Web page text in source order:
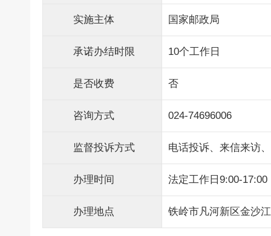
实施主体 国家邮政局
承诺办结时限 10个工作日
是否收费 否
咨询方式 024-74696006
监督投诉方式 电话投诉、来信来访
办理时间 法定工作日9:00-17:00
办理地点 铁岭市凡河新区金沙